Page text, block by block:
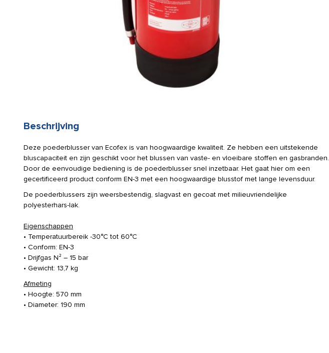
Beschrijving
Deze poederblusser van Ecofex is van hoogwaardige kwaliteit. Ze hebben een uitstekende
bluscapaciteit en zijn geschikt voor het blussen van vaste- en vloeibare stoffen en gasbranden.
Door de eenvoudige bediening is de poederblusser snel inzetbaar. Het gaat hier om een
gecertificeerd product conform EN-3 met een hoogwaardige blusstof met lange levensduur.
De poederblussers zijn weersbestendig, slagvast en gecoat met milieuvriendelijke
polyesterhars-lak.
Eigenschappen
• Temperatuurbereik -30°C tot 60°C
• Conform: EN-3
• Drijfgas N² – 15 bar
• Gewicht: 13,7 kg
Afmeting
• Hoogte: 570 mm
• Diameter: 190 mm